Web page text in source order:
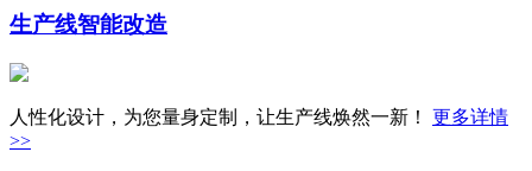
生产线智能改造
人性化设计，为您量身定制，让生产线焕然一新！ 更多详情
>>